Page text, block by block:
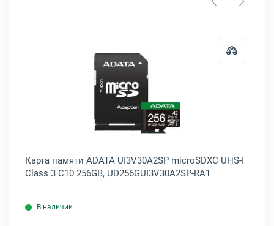
RA1
Netac P500 Extreme Pro microSDXC UHS-I Class 3 C10 512GB,
Открыть товар: Карта памяти
Карта памяти ADATA UI3V30A2SP microSDXC UHS-I
Class 3 C10 256GB, UD256GUI3V30A2SP-RA1
В наличии